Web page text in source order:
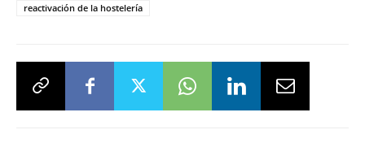
reactivación de la hostelería